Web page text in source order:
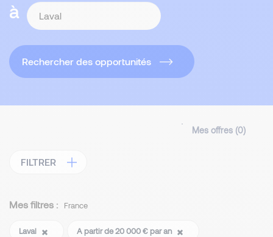
à
Rechercher des opportunités
Mes offres (0)
FILTRER
Mes filtres : France
Laval
A partir de 20 000 € par an